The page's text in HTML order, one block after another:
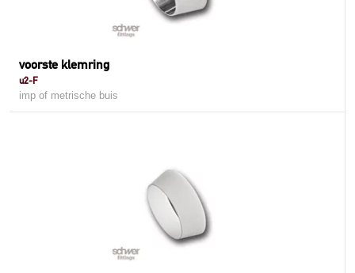
voorste klemring
u2-F
imp of metrische buis